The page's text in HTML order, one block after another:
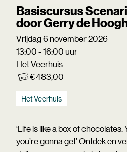
Basiscursus
door Gerry de
Vrijdag 6 november 2026
13:00 - 16:00 uur
Het Veerhuis
€ 483,00
Het Veerhuis
‘Life is like a box of
you’re gonna get’ Ontdek en